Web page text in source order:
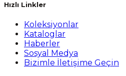
Hızlı Linkler
Koleksiyonlar
Kataloglar
Haberler
Sosyal Medya
Bizimle İletişime Geçin